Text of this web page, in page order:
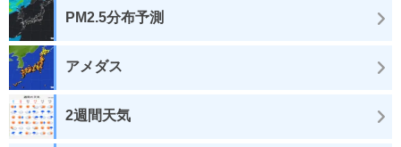
PM2.5分布予測
アメダス
2週間天気